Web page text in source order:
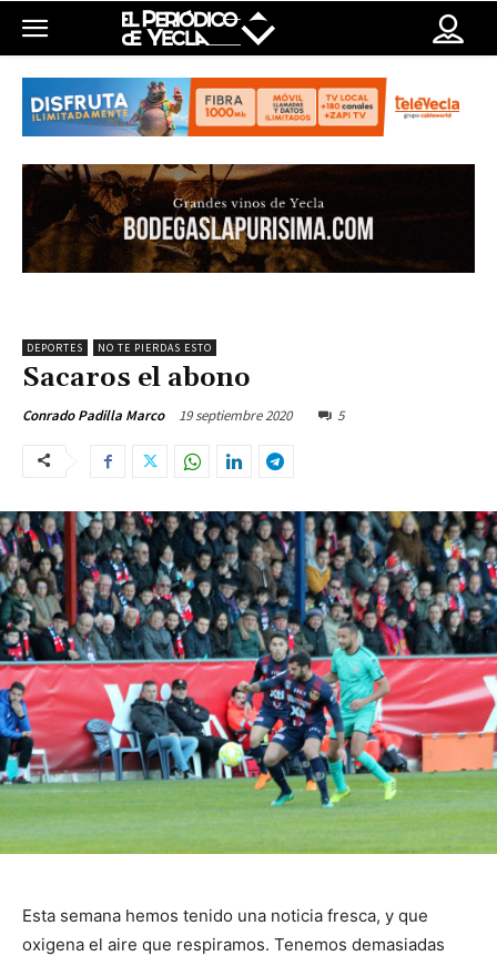
DEPORTES NO TE PIERDAS ESTO
Sacaros el abono
Conrado Padilla Marco 19 septiembre 2020 5
Esta semana hemos tenido una noticia fresca, y que
oxigena el aire que respiramos. Tenemos demasiadas